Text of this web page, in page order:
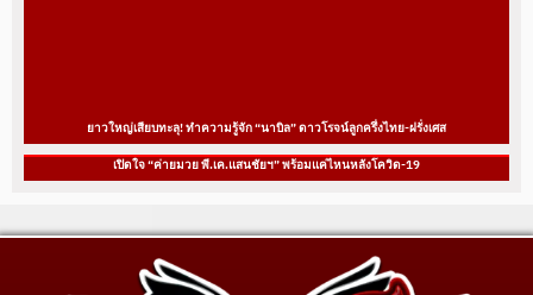
ยาวใหญ่เสียบทะลุ! ทำความรู้จัก “นาบิล” ดาวโรจน์ลูกครึ่งไทย-ฝรั่งเศส
เปิดใจ “ค่ายมวย พี.เค.แสนชัยฯ” พร้อมแค่ไหนหลังโควิด-19